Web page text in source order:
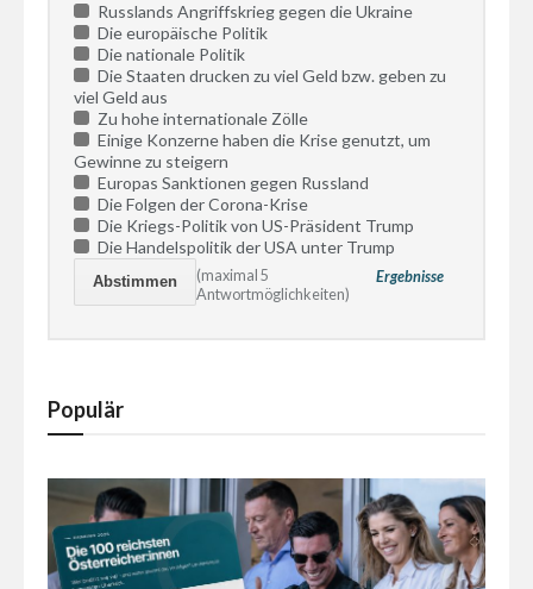
Russlands Angriffskrieg gegen die Ukraine
Die europäische Politik
Die nationale Politik
Die Staaten drucken zu viel Geld bzw. geben zu
viel Geld aus
Zu hohe internationale Zölle
Einige Konzerne haben die Krise genutzt, um
Gewinne zu steigern
Europas Sanktionen gegen Russland
Die Folgen der Corona-Krise
Die Kriegs-Politik von US-Präsident Trump
Die Handelspolitik der USA unter Trump
Ergebnisse
(maximal 5
Antwortmöglichkeiten)
Populär